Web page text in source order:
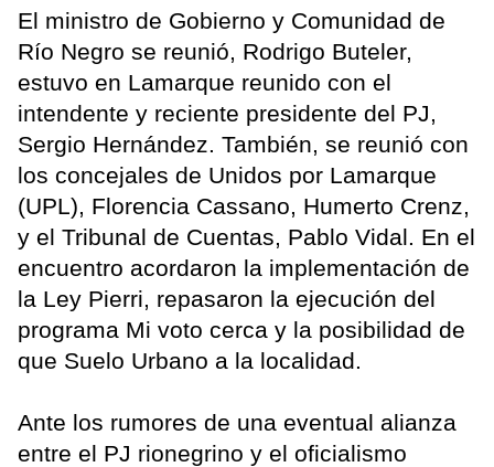
El ministro de Gobierno y Comunidad de
Río Negro se reunió, Rodrigo Buteler,
estuvo en Lamarque reunido con el
intendente y reciente presidente del PJ,
Sergio Hernández. También, se reunió con
los concejales de Unidos por Lamarque
(UPL), Florencia Cassano, Humerto Crenz,
y el Tribunal de Cuentas, Pablo Vidal. En el
encuentro acordaron la implementación de
la Ley Pierri, repasaron la ejecución del
programa Mi voto cerca y la posibilidad de
que Suelo Urbano a la localidad.
Ante los rumores de una eventual alianza
entre el PJ rionegrino y el oficialismo